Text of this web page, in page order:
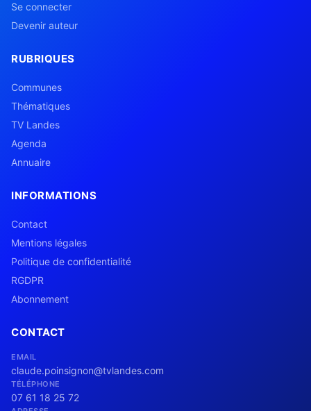
Se connecter
Devenir auteur
RUBRIQUES
Communes
Thématiques
TV Landes
Agenda
Annuaire
INFORMATIONS
Contact
Mentions légales
Politique de confidentialité
RGDPR
Abonnement
CONTACT
EMAIL
claude.poinsignon@tvlandes.com
TÉLÉPHONE
07 61 18 25 72